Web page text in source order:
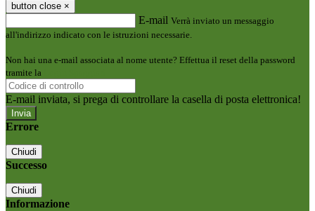
button close ×
E-mail Verrà inviato un messaggio
all'indirizzo indicato con le istruzioni necessarie.
Non hai una e-mail associata al nome utente? Effettua il reset della password
tramite la
E-mail inviata, si prega di controllare la casella di posta elettronica!
Errore
Chiudi
Successo
Chiudi
Informazione